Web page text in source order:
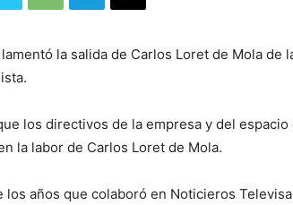
la salida de Carlos Loret de Mola de
los directivos de la empresa y del
la labor de Carlos Loret de Mola.
los años que colaboró en Noticieros